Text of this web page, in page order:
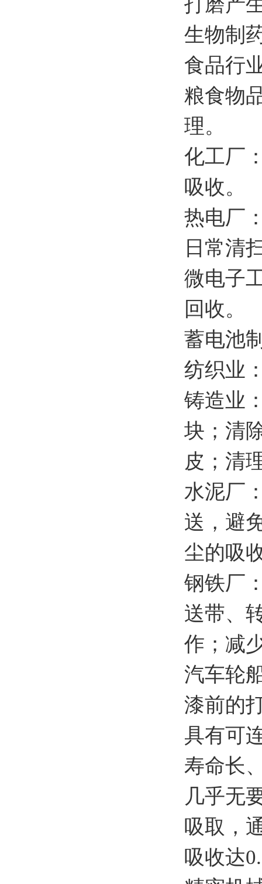
生物制
食品行
粮食物
理。
化工厂
吸收。
热电厂
日常清
微电子
回收。
蓄电池
纺织业
铸造业
块；清
皮；清
水泥厂
送，避
尘的吸
钢铁厂
送带、
作；减
汽车轮
漆前的
具有可
寿命长
几乎无
吸取，
吸收达